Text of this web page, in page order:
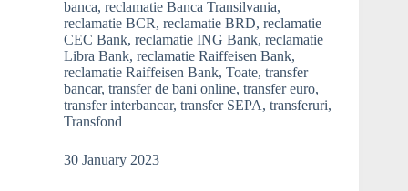
instant?
banca, reclamatie Banca Transilvania,
reclamatie BCR, reclamatie BRD, reclamatie
CEC Bank, reclamatie ING Bank, reclamatie
Libra Bank, reclamatie Raiffeisen Bank,
reclamatie Raiffeisen Bank, Toate, transfer
bancar, transfer de bani online, transfer euro,
transfer interbancar, transfer SEPA, transferuri,
Transfond
30 January 2023